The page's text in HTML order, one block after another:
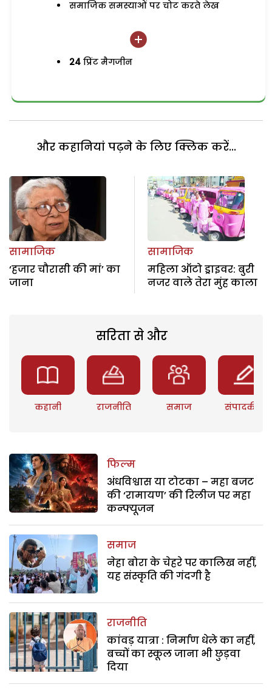
समाजिक समस्याओं पर चोट करते लेख
24 प्रिंट मैगजीन
और कहानियां पढ़ने के लिए क्लिक करें...
सामाजिक
‘हजार चौरासी की मां’ का
जाना
सामाजिक
महिला ऑटो ड्राइवर: बुरी
नजर वाले तेरा मुंह काला
सरिता से और
कहानी राजनीति समाज संपादकीय
फिल्म
अंधविश्वास या टोटका – महा बजट
की ‘रामायण’ की रिलीज पर महा
कन्फ्यूजन
समाज
नेहा बोरा के चेहरे पर कालिख नहीं,
यह संस्कृति की गंदगी है
राजनीति
कांवड़ यात्रा : निर्माण धेले का नहीं,
बच्चों का स्कूल जाना भी छुड़वा
दिया